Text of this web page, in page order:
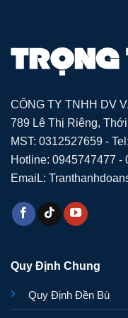
CÔNG TY TNHH DV
789 Lê Thị Riêng,
MST: 0312527659 -
Hotline: 0945747477 -
EmaiL:
Quy Định Chung
Quy Định Đền Bù